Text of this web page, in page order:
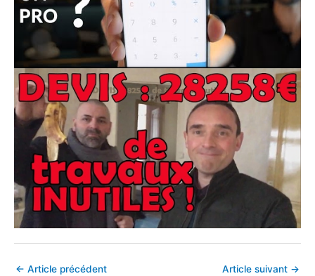
← Article précédent Article suivant →